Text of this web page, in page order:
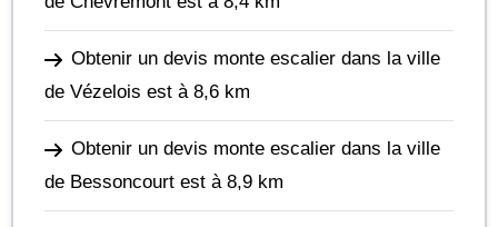
Obtenir un devis monte escalier dans la ville
de Vézelois est à 8,6 km
Obtenir un devis monte escalier dans la ville
de Bessoncourt est à 8,9 km